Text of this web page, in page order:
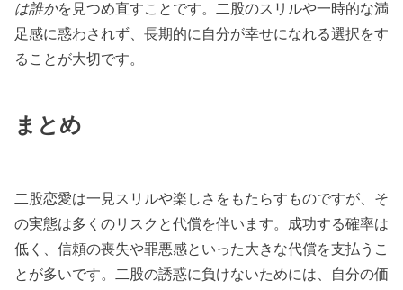
は誰かを見つめ直すことです。二股のスリルや一時的な満
足感に惑わされず、長期的に自分が幸せになれる選択をす
ることが大切です。
まとめ
二股恋愛は一見スリルや楽しさをもたらすものですが、そ
の実態は多くのリスクと代償を伴います。成功する確率は
低く、信頼の喪失や罪悪感といった大きな代償を支払うこ
とが多いです。二股の誘惑に負けないためには、自分の価